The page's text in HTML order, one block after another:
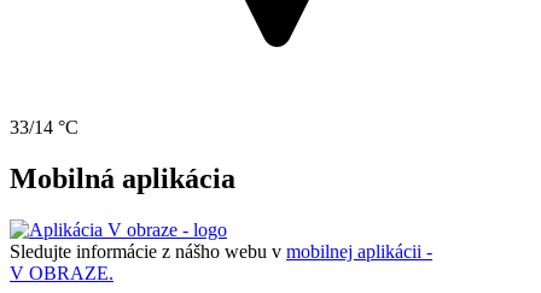
33/14 °C
Mobilná aplikácia
Sledujte informácie z nášho webu v mobilnej aplikácii -
V OBRAZE.